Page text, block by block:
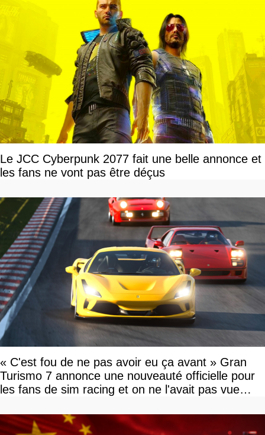
Le JCC Cyberpunk 2077 fait une belle annonce et
les fans ne vont pas être déçus
« C'est fou de ne pas avoir eu ça avant » Gran
Turismo 7 annonce une nouveauté officielle pour
les fans de sim racing et on ne l'avait pas vue